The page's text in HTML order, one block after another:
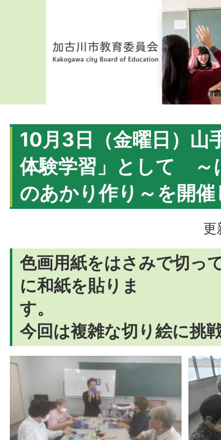
10月3日（金曜日）山
体験学習」として ～
のあかり作り～を開
更
色画用紙をはさみで切っ
に和紙を貼りま
今回は複雑な切り絵に挑